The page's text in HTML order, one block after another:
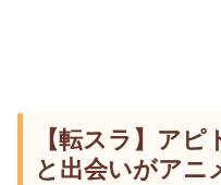
【転スラ】ア
と出会いがアニ